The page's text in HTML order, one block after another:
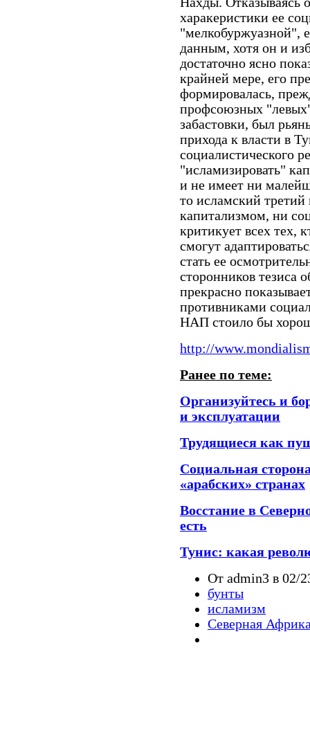
харакеристики ее
"мелкобуржуазной",
данным, хотя он и
достаточно ясно
крайней мере, его
формировалась,
профсоюзных
забастовки, был
прихода к власти в
социалистического
"исламизировать"
и не имеет ни
то исламский
капитализмом, ни
критикует всех тех,
смогут
стать ее
сторонников тезиса
прекрасно
противниками
НАП стоило бы
http://
Ранее по теме:
Организуйтесь и
и эксплуатации
Трудящиеся как
Социальная
«арабских» странах
Восстание в
есть
Тунис: какая
От admin3 в 02/
бунты
исламизм
Северная